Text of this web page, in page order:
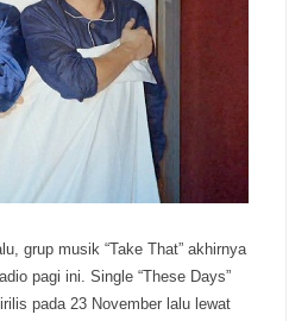
grup musik “Take That” akhirnya
pagi ini. Single “These Days”
pada 23 November lalu lewat